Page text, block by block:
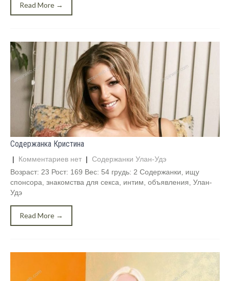
Read More →
Содержанка Кристина
| Комментариев нет | Содержанки Улан-Удэ
Возраст: 23 Рост: 169 Вес: 54 грудь: 2 Содержанки, ищу
спонсора, знакомства для секса, интим, объявления, Улан-
Удэ
Read More →